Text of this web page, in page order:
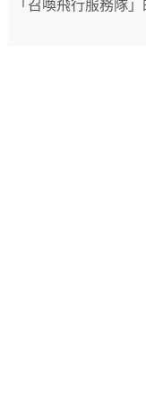
「召喚飛行服務隊